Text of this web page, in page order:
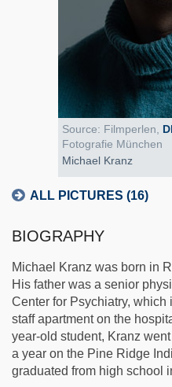
Source: Filmperlen,
Fotografie München
Michael Kranz
ALL PICTURES (16)
BIOGRAPHY
Michael Kranz was born in
His father was a senior
Center for Psychiatry,
staff apartment on the
year-old student, Kranz
a year on the Pine Ridge
graduated from high school